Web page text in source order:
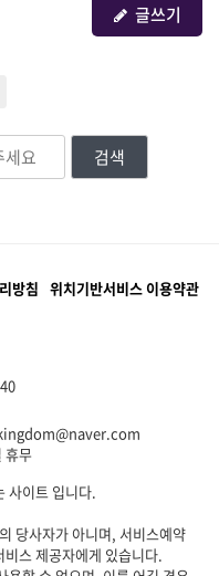
글쓰기
검색
방침 위치기반서비스 이용약관
사이트 입니다.
당사자가 아니며, 서비스예약
스 제공자에게 있습니다.